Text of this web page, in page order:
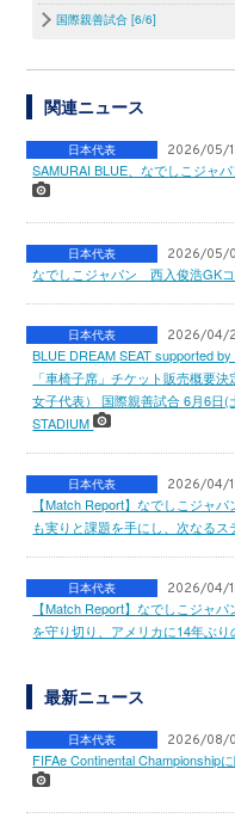
国際親善試合 [6/6]
関連ニュース
日本代表 2026/05/
SAMURAI BLUE、なでしこジャ
日本代表 2026/05/
なでしこジャパン 西入俊浩GK
日本代表 2026/04/
BLUE DREAM SEAT supported
「車椅子席」チケット販売概要
女子代表） 国際親善試合 6月6日(
STADIUM
日本代表 2026/04/
【Match Report】なでしこジャ
も実りと課題を手にし、次なる
日本代表 2026/04/
【Match Report】なでしこジャ
を守り切り、アメリカに14年ぶ
最新ニュース
日本代表 2026/08/
FIFAe Continental Championship